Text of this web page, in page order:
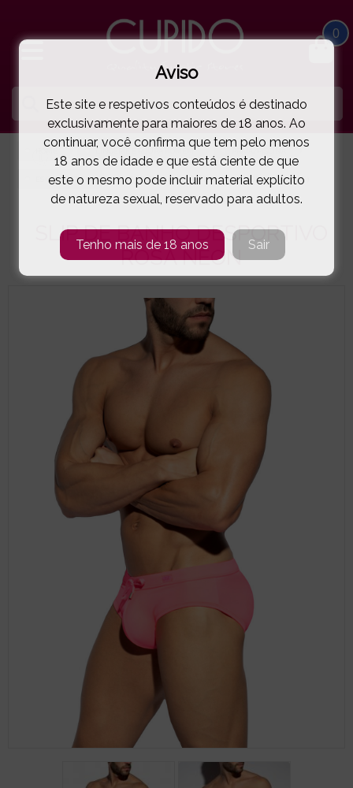
0
LINGERIE E ROUPA HOMEM PRAIA/PISCINA
ES COLLECTION SLIP DE BANHO DESPORTIVO ROSA NÉON( 73-2517.34E )
SLIP DE BANHO DESPORTIVO
ROSA NÉON
Aviso
Este site e respetivos conteúdos é destinado
exclusivamente para maiores de 18 anos. Ao
continuar, você confirma que tem pelo menos
18 anos de idade e que está ciente de que
este o mesmo pode incluir material explícito
de natureza sexual, reservado para adultos.
Tenho mais de 18 anos Sair